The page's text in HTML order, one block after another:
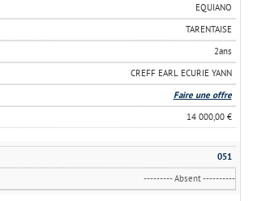
EQUIANO
TARENTAISE
2ans
CREFF EARL ECURIE YANN
Faire une offre
14 000,00 €
051
--------- Absent ----------